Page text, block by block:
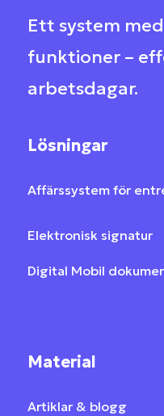
Ett system
funktioner –
arbetsdagar.
Lösningar
Affärssystem för
Elektronisk signatur
Digital Mobil
Material
Artiklar & blogg